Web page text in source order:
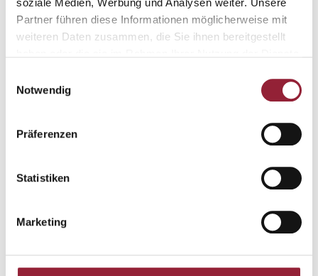
soziale Medien, Werbung und Analysen weiter. Unsere
Partner führen diese Informationen möglicherweise mit
weiteren Daten zusammen, die Sie ihnen bereitgestellt
Notwendig
Präferenzen
Statistiken
Marketing
Prof.in Dr. Julia Topp
Professorin